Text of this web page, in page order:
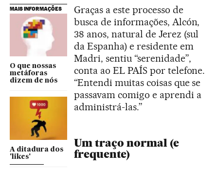
MAIS INFORMAÇÕES
O que nossas
metáforas
dizem de nós
A ditadura dos
'likes'
Graças a este processo de
busca de informações, Alcón,
38 anos, natural de Jerez (sul
da Espanha) e residente em
Madri, sentiu “serenidade”,
conta ao EL PAÍS por telefone.
“Entendi muitas coisas que se
passavam comigo e aprendi a
administrá-las.”
Um traço normal (e
frequente)